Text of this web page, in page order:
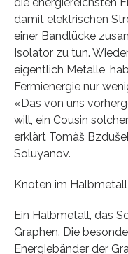
damit elektrischen
einer Bandlücke
Isolator zu tun.
eigentlich Metalle,
Fermienergie nur
«Das von uns
will, ein Cousin
erklärt Tomàš
Soluyanov.
Knoten im Halbmetall
Ein Halbmetall, das
Graphen. Die
Energiebänder der